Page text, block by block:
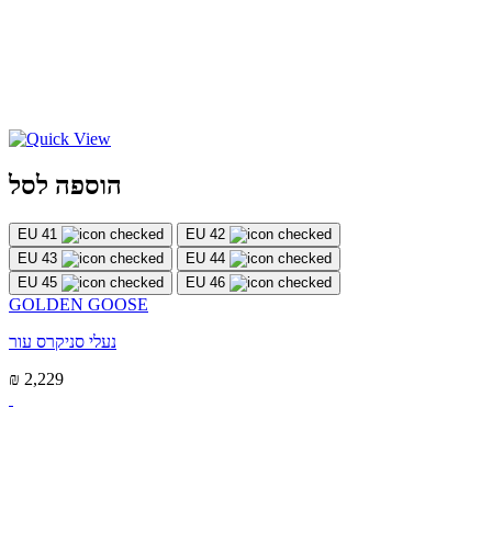
הוספה לסל
EU 41
EU 42
EU 43
EU 44
EU 45
EU 46
GOLDEN GOOSE
נעלי סניקרס עור
₪ 2,229